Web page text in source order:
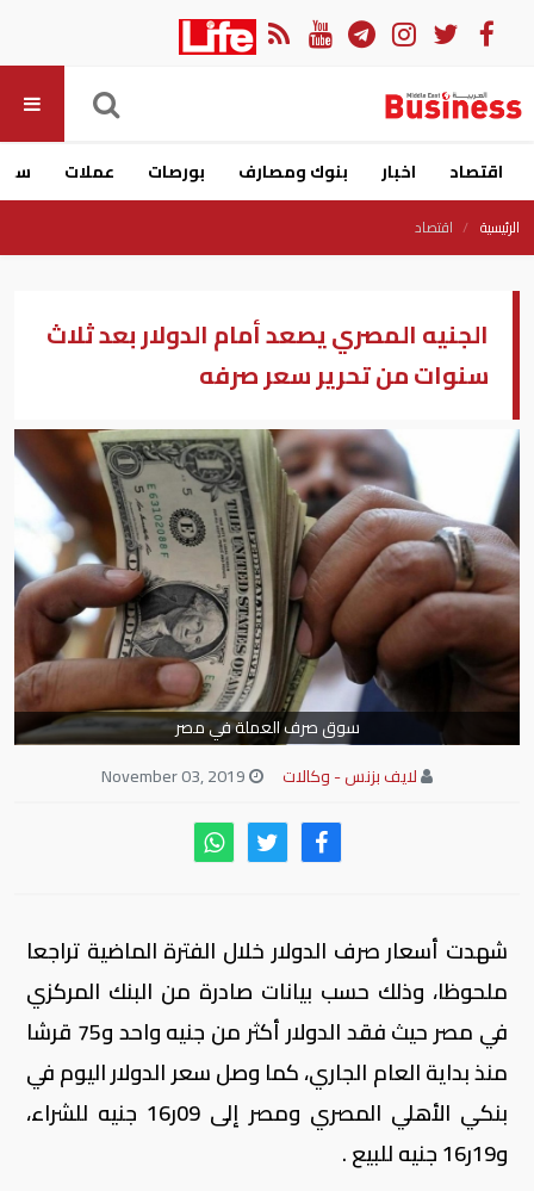
اقتصاد اخبار بنوك ومصارف بورصات عملات
الرئيسية اقتصاد
الجنيه المصري يصعد أمام الدولار بعد ثلاث
سنوات من تحرير سعر صرفه
سوق صرف العملة في مصر
لايف بزنس - وكالات
شهدت أسعار صرف الدولار خلال الفترة الماضية تراجعا
ملحوظا، وذلك حسب بيانات صادرة من البنك المركزي
في مصر حيث فقد الدولار أكثر من جنيه واحد و75 قرشا
منذ بداية العام الجاري، كما وصل سعر الدولار اليوم في
بنكي الأهلي المصري ومصر إلى 09ر16 جنيه للشراء،
و19ر16 جنيه للبيع .